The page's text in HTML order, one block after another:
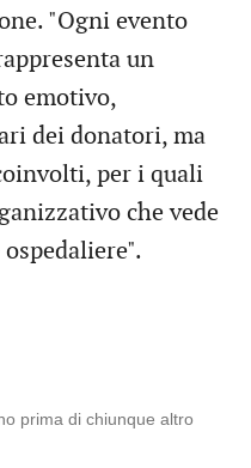
"Ogni evento
un
emotivo,
dei donatori, ma
per i quali
che vede
prima di chiunque altro